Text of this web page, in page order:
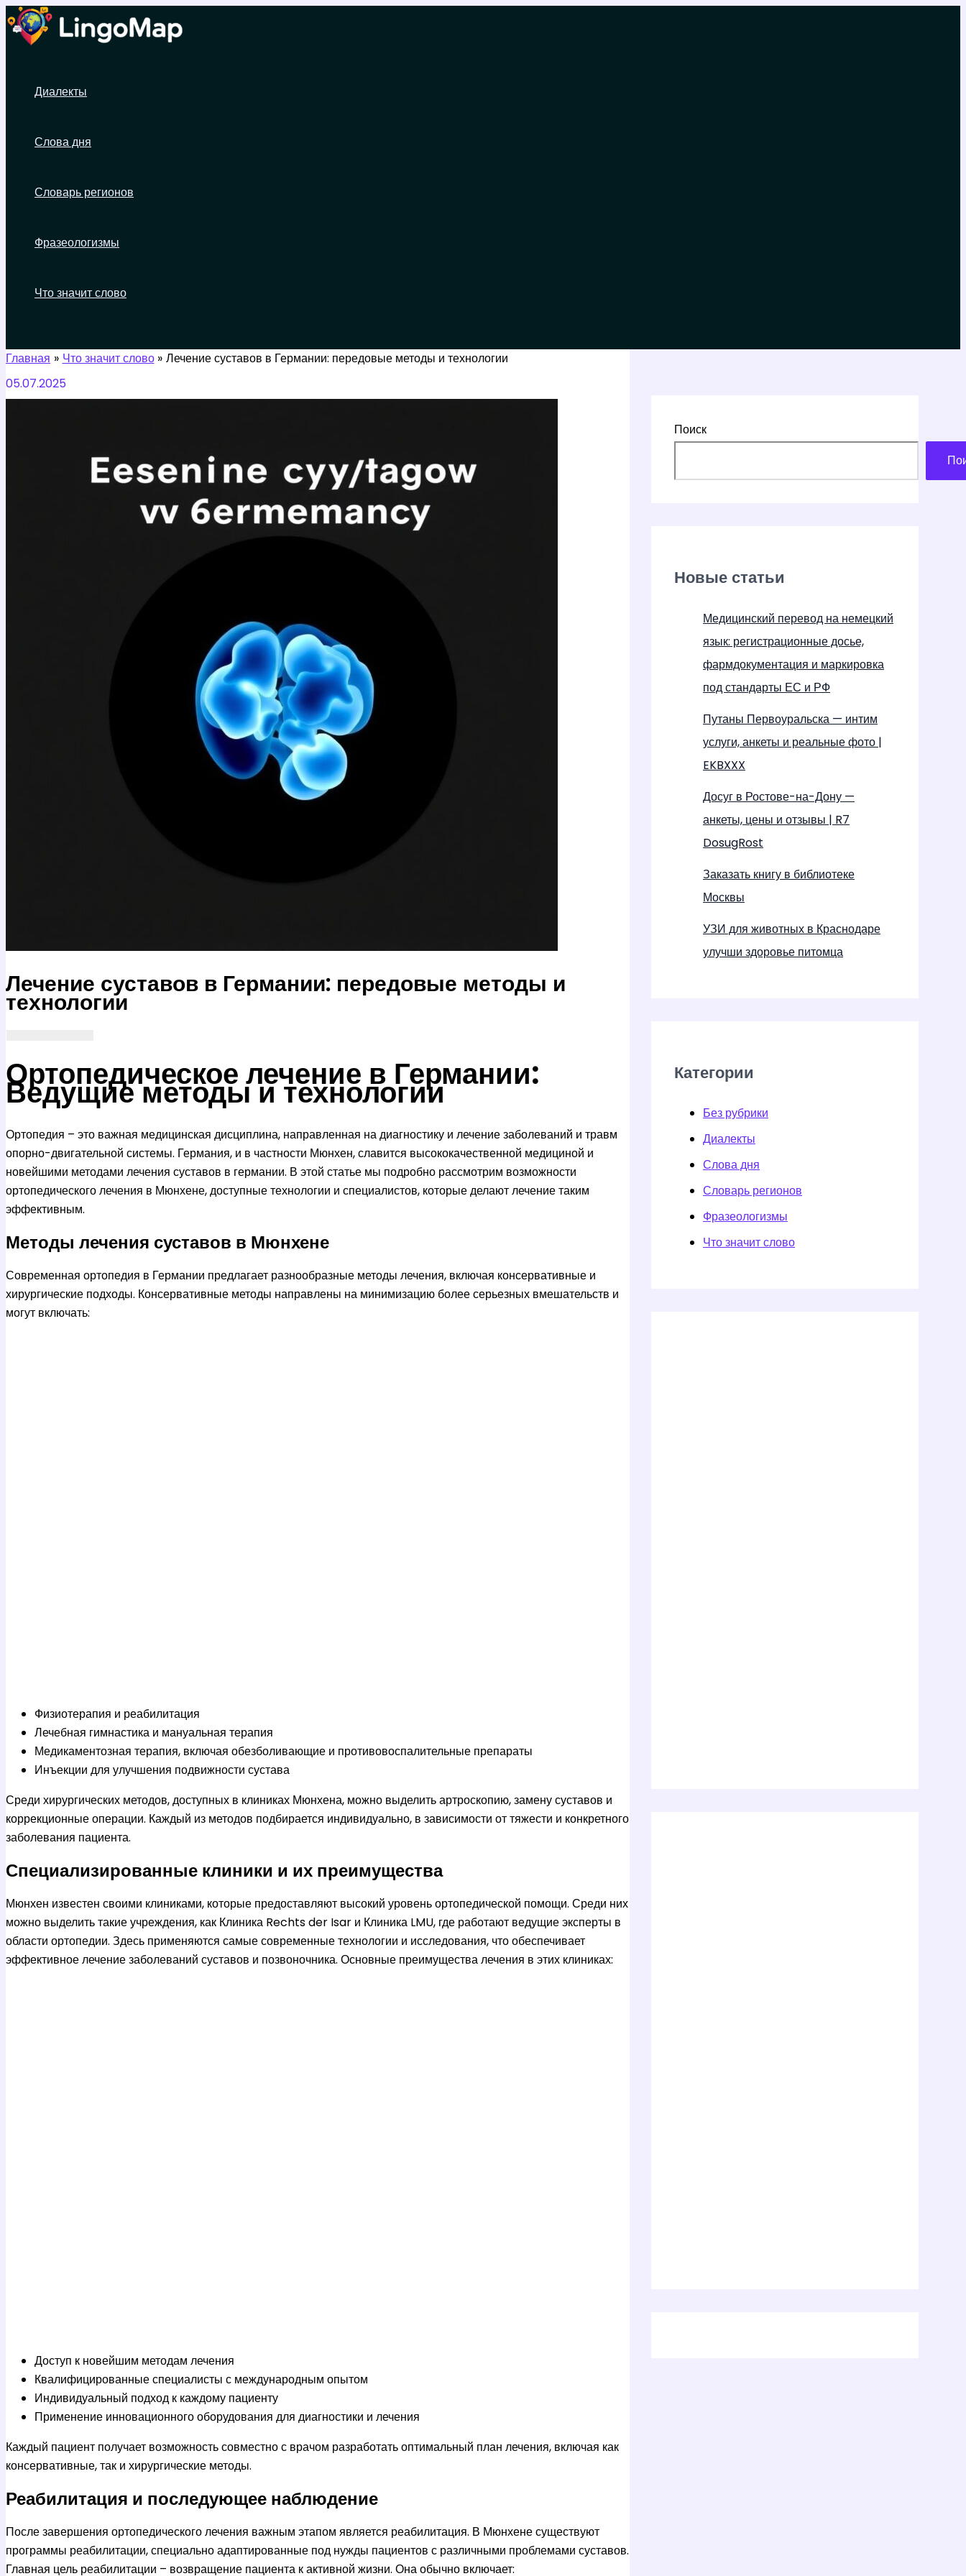
Перейти
содержимому
Диалекты
Слова дня
Словарь регионов
Фразеологизмы
Что значит слово
Главная Что значит слово
Лечение суставов в Германии: передовые методы и технологии
05.07.2025
Лечение суставов в Германии: передовые методы и
технологии
Ортопедическое лечение в Германии:
Ведущие методы и технологии
Ортопедия – это важная медицинская дисциплина, направленная на диагностику и лечение заболеваний и травм
опорно-двигательной системы. Германия, и в частности Мюнхен, славится высококачественной медициной и
новейшими методами лечения суставов в германии. В этой статье мы подробно рассмотрим возможности
ортопедического лечения в Мюнхене, доступные технологии и специалистов, которые делают лечение таким
эффективным.
Методы лечения суставов в Мюнхене
Современная ортопедия в Германии предлагает разнообразные методы лечения, включая консервативные и
хирургические подходы. Консервативные методы направлены на минимизацию более серьезных вмешательств и
могут включать:
Физиотерапия и реабилитация
Лечебная гимнастика и мануальная терапия
Медикаментозная терапия, включая обезболивающие и противовоспалительные препараты
Инъекции для улучшения подвижности сустава
Среди хирургических методов, доступных в клиниках Мюнхена, можно выделить артроскопию, замену суставов и
коррекционные операции. Каждый из методов подбирается индивидуально, в зависимости от тяжести и конкретного
заболевания пациента.
Специализированные клиники и их преимущества
Мюнхен известен своими клиниками, которые предоставляют высокий уровень ортопедической помощи. Среди них
можно выделить такие учреждения, как Клиника Rechts der Isar и Клиника LMU, где работают ведущие эксперты в
области ортопедии. Здесь применяются самые современные технологии и исследования, что обеспечивает
эффективное лечение заболеваний суставов и позвоночника. Основные преимущества лечения в этих клиниках:
Доступ к новейшим методам лечения
Квалифицированные специалисты с международным опытом
Индивидуальный подход к каждому пациенту
Применение инновационного оборудования для диагностики и лечения
Каждый пациент получает возможность совместно с врачом разработать оптимальный план лечения, включая как
консервативные, так и хирургические методы.
Реабилитация и последующее наблюдение
После завершения ортопедического лечения важным этапом является реабилитация. В Мюнхене существуют
программы реабилитации, специально адаптированные под нужды пациентов с различными проблемами суставов.
Главная цель реабилитации – возвращение пациента к активной жизни. Она обычно включает:
Поиск
Новые статьи
Медицинский перевод на немецкий
язык: регистрационные досье,
фармдокументация и маркировка
под стандарты ЕС и РФ
Путаны Первоуральска — интим
услуги, анкеты и реальные фото |
EKBXXX
Досуг в Ростове-на-Дону —
анкеты, цены и отзывы | R7
DosugRost
Заказать книгу в библиотеке
Москвы
УЗИ для животных в Краснодаре
улучши здоровье питомца
Категории
Без рубрики
Диалекты
Слова дня
Словарь регионов
Фразеологизмы
Что значит слово